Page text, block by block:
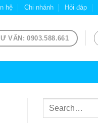
hệ Chi nhánh Hỏi đáp
VẤN: 0903.588.661